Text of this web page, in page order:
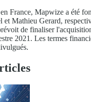
France, Mapwize a été
et Mathieu Gerard,
de finaliser
2021. Les termes